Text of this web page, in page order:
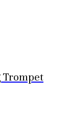
Trompet